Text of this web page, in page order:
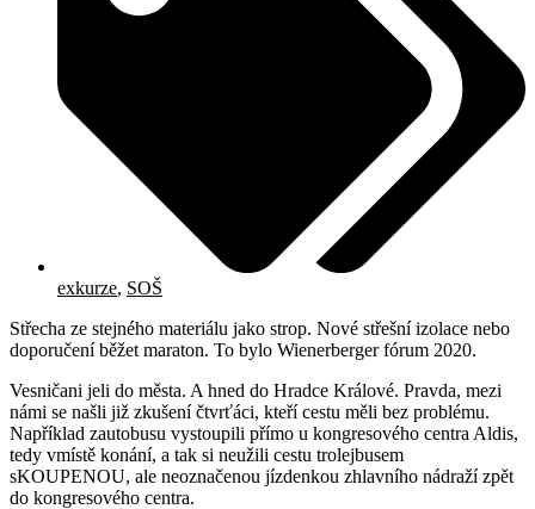
exkurze, SOŠ
Střecha ze stejného materiálu jako strop. Nové střešní izolace nebo
doporučení běžet maraton. To bylo Wienerberger fórum 2020.
Vesničani jeli do města. A hned do Hradce Králové. Pravda, mezi
námi se našli již zkušení čtvrťáci, kteří cestu měli bez problému.
Například zautobusu vystoupili přímo u kongresového centra Aldis,
tedy vmístě konání, a tak si neužili cestu trolejbusem
sKOUPENOU, ale neoznačenou jízdenkou zhlavního nádraží zpět
do kongresového centra.